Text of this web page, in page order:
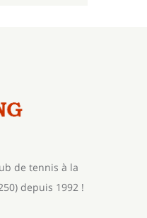
de tennis à la
depuis 1992 !